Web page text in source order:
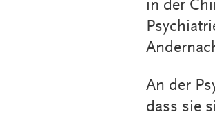
in der
An der
dass sie